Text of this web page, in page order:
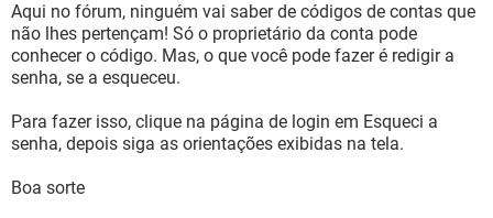
Aqui no fórum, ninguém vai saber de códigos de contas que
não lhes pertençam! Só o proprietário da conta pode
conhecer o código. Mas, o que você pode fazer é redigir a
senha, se a esqueceu.
Para fazer isso, clique na página de login em Esqueci a
senha, depois siga as orientações exibidas na tela.
Boa sorte